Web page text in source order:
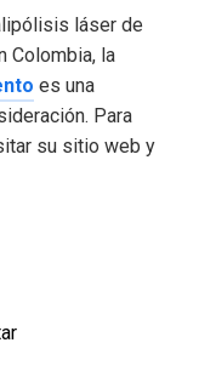
láser de
Colombia, la
es una
Para
su sitio web y